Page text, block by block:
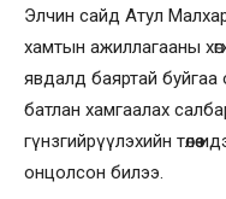
Элчин сайд Атул
хамтын ажиллагааны
явдалд баяртай
батлан хамгаалах
гүнзгийрүүлэхийн төлөө
онцолсон билээ.